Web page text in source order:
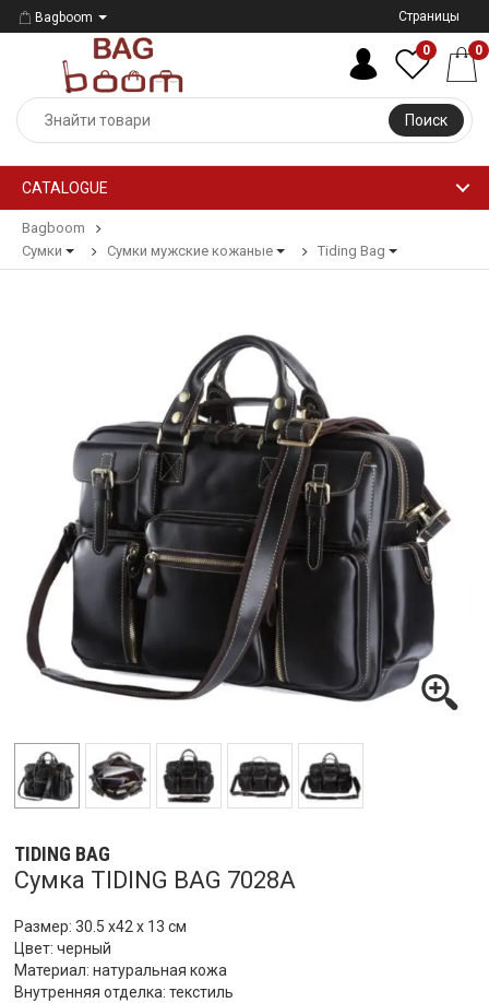
Bagboom Страницы
Поиск
0 0
CATALOGUE
Bagboom
Сумки
Сумки мужские кожаные Tiding Bag
TIDING BAG
Сумка TIDING BAG 7028A
Размер: 30.5 х42 х 13 см
Цвет: черный
Материал: натуральная кожа
Внутренняя отделка: текстиль